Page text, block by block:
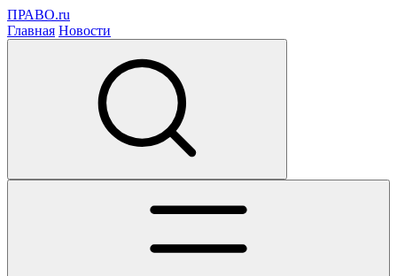
ПРАВО.ru
Главная Новости